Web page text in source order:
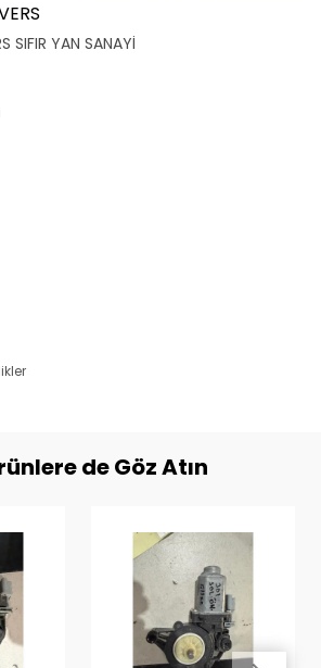
SIFIR YAN SANAYİ
de Göz Atın